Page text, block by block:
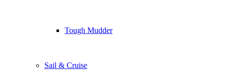
Tough Mudder
Sail & Cruise